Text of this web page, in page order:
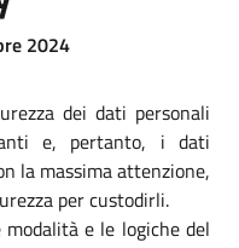
2024
dei dati personali
e, pertanto, i dati
la massima attenzione,
per custodirli.
e le logiche del